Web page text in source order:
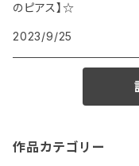
のピアス】☆
2023/9/25
作品カテゴリー